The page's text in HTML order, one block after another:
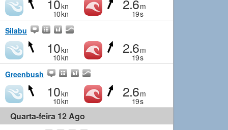
kn
10kn
m
19s
Silabu
10kn
10kn
2.6m
19s
Greenbush
10kn
10kn
2.6m
19s
Quarta-feira 12 Ago